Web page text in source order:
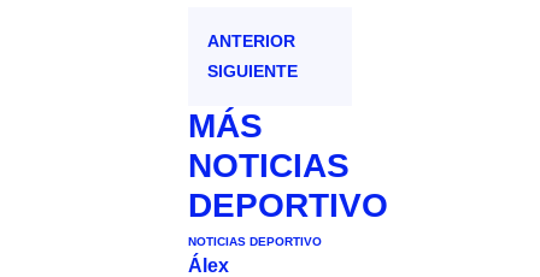
ANTERIOR
SIGUIENTE
MÁS
NOTICIAS
DEPORTIVO
NOTICIAS DEPORTIVO
Álex